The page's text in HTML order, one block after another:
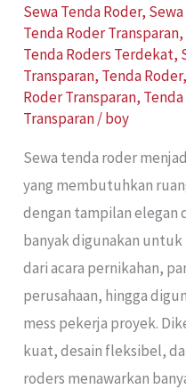
Sewa Tenda Roder,
Tenda Roder Transparan,
Tenda Roders Terdekat,
Transparan, Tenda Roder,
Roder Transparan,
Transparan/boy
Sewa tenda roder
yang membutuhkan
dengan tampilan elegan
banyak digunakan
dari acara pernikahan,
perusahaan, hingga
mess pekerja proyek.
kuat, desain fleksibel,
roders menawarkan